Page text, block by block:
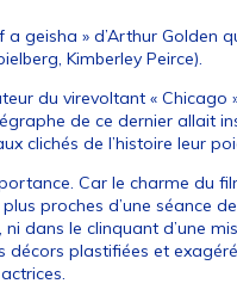
geisha » d’Arthur Golden
Kimberley Peirce).
du virevoltant « Chicago
de ce dernier allait
clichés de l’histoire leur
Car le charme du
proches d’une séance de
dans le clinquant d’une
décors plastifiées et